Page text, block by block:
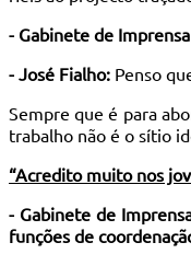
- Gabinete de
- José Fialho: Penso
Sempre que é para
trabalho não é o sítio
“Acredito muito nos
- Gabinete de
funções de